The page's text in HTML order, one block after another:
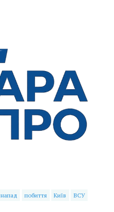
напад побиття Київ ВСУ